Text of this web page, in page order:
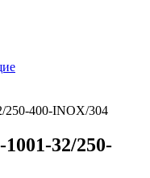
250-400-INOX/304
32/250-